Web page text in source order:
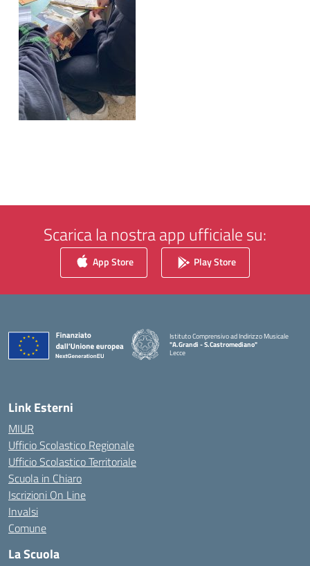
Scarica la nostra app ufficiale su:
App Store Play Store
Istituto Comprensivo ad Indirizzo Musicale
"A.Grandi - S.Castromediano"
Lecce
Link Esterni
MIUR
Ufficio Scolastico Regionale
Ufficio Scolastico Territoriale
Scuola in Chiaro
Iscrizioni On Line
Invalsi
Comune
La Scuola